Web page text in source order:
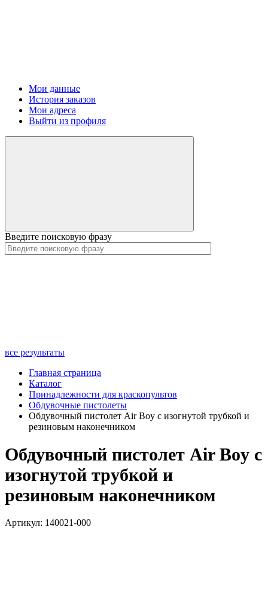
Мои данные
История заказов
Мои адреса
Выйти из профиля
Введите поисковую фразу
все результаты
Главная страница
Каталог
Принадлежности для краскопультов
Обдувочные пистолеты
Обдувочный пистолет Air Boy с изогнутой трубкой и
резиновым наконечником
Обдувочный пистолет Air Boy с
изогнутой трубкой и
резиновым наконечником
Артикул: 140021-000